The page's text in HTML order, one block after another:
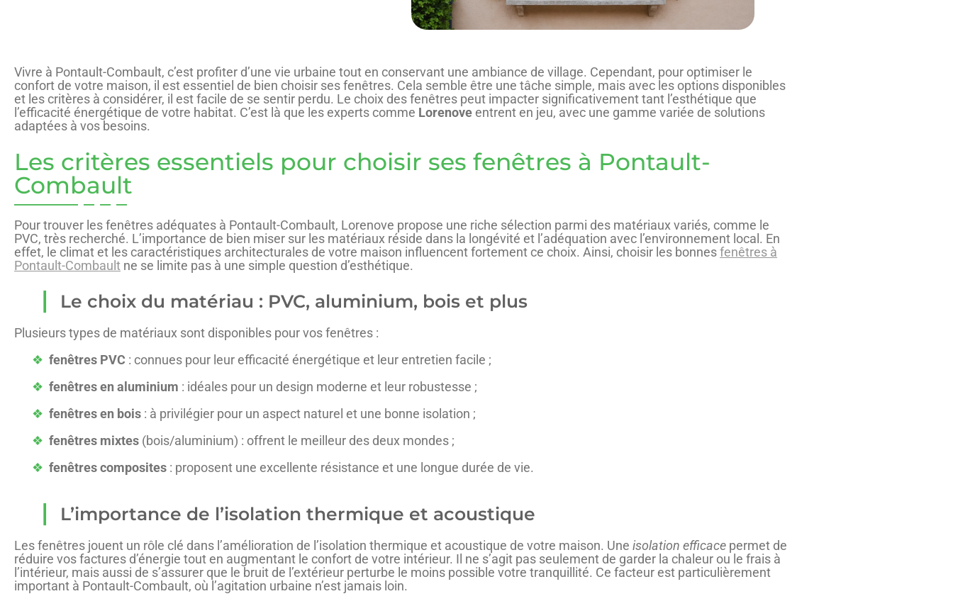
Vivre à Pontault-Combault, c’est profiter d’une vie urbaine tout en conservant une ambiance de village. Cependant, pour optimiser le
confort de votre maison, il est essentiel de bien choisir ses fenêtres. Cela semble être une tâche simple, mais avec les options disponibles
et les critères à considérer, il est facile de se sentir perdu. Le choix des fenêtres peut impacter significativement tant l’esthétique que
l’efficacité énergétique de votre habitat. C’est là que les experts comme Lorenoveentrent en jeu, avec une gamme variée de solutions
adaptées à vos besoins.
Les critères essentiels pour choisir ses fenêtres à Pontault-
Combault
Pour trouver les fenêtres adéquates à Pontault-Combault, Lorenove propose une riche sélection parmi des matériaux variés, comme le
PVC, très recherché. L’importance de bien miser sur les matériaux réside dans la longévité et l’adéquation avec l’environnement local. En
effet, le climat et les caractéristiques architecturales de votre maison influencent fortement ce choix. Ainsi, choisir les bonnesfenêtres à
Pontault-Combault ne se limite pas à une simple question d’esthétique.
Le choix du matériau : PVC, aluminium, bois et plus
Plusieurs types de matériaux sont disponibles pour vos fenêtres :
fenêtres PVC : connues pour leur efficacité énergétique et leur entretien facile ;
fenêtres en aluminium : idéales pour un design moderne et leur robustesse ;
fenêtres en bois : à privilégier pour un aspect naturel et une bonne isolation ;
fenêtres mixtes (bois/aluminium) : offrent le meilleur des deux mondes ;
fenêtres composites : proposent une excellente résistance et une longue durée de vie.
L’importance de l’isolation thermique et acoustique
Les fenêtres jouent un rôle clé dans l’amélioration de l’isolation thermique et acoustique de votre maison. Une isolation efficace permet de
réduire vos factures d’énergie tout en augmentant le confort de votre intérieur. Il ne s’agit pas seulement de garder la chaleur ou le frais à
l’intérieur, mais aussi de s’assurer que le bruit de l’extérieur perturbe le moins possible votre tranquillité. Ce facteur est particulièrement
important à Pontault-Combault, où l’agitation urbaine n’est jamais loin.